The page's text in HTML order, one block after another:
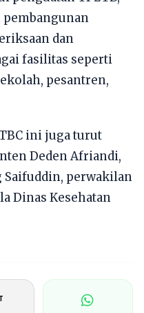
dan
fasilitas seperti
pesantren,
ini juga turut
Deden Afriandi,
Saifuddin, perwakilan
Dinas Kesehatan